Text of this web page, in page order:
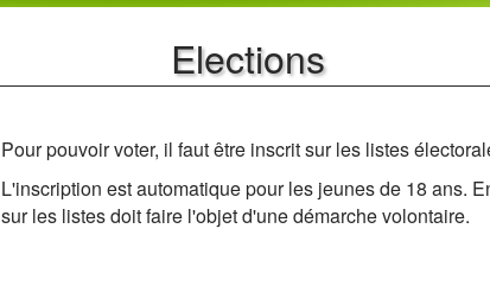
Elections
Pour pouvoir voter, il faut être inscrit sur les listes
L'inscription est automatique pour les jeunes de 18 ans.
sur les listes doit faire l'objet d'une démarche volontaire.